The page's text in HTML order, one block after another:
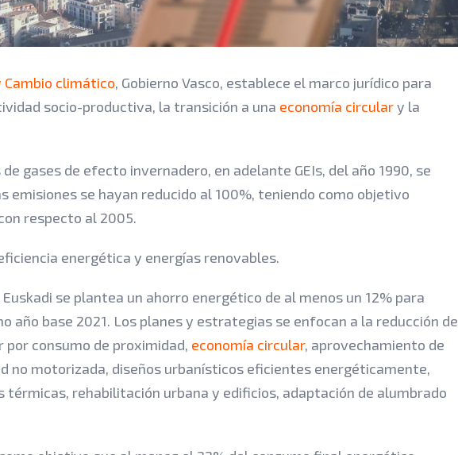
climático, Gobierno Vasco, establece el marco jurídico para
socio-productiva, la transición a una economía circulary la
gases de efecto invernadero, en adelante GEIs, del año 1990, se
emisiones se hayan reducido al 100%, teniendo como objetivo
respecto al 2005.
energética y energías renovables.
se plantea un ahorro energético de al menos un 12% para
año base 2021. Los planes y estrategias se enfocan a la reducción de
consumo de proximidad, economía circular, aprovechamiento de
no motorizada, diseños urbanísticos eficientes energéticamente,
térmicas, rehabilitación urbana y edificios, adaptación de alumbrado